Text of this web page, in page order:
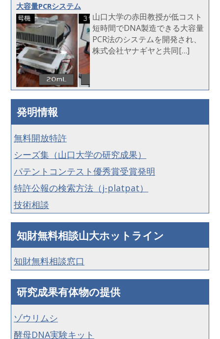
大容量PCRシステム
山口大学の赤田教授が低コスト
短時間でDNA製造できる大容量
PCR法のシステムを開発され、
株式会社ヤナギヤと共同[…]
発明情報
無料開放特許
シーズ集（山口大学の研究成果）
パテントコンテスト優秀賞受賞発明
特許公報の検索方法（j-platpat）
技術相談
知財無料相談山大ホットライン
知財無料相談窓口
研究成果有体物の提供
ゾウリムシ
酵母DNA実験キット